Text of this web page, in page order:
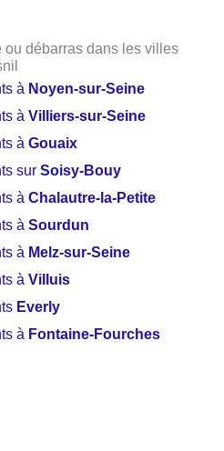
ou débarras dans les villes
à Noyen-sur-Seine
àVilliers-sur-Seine
àGouaix
surSoisy-Bouy
àChalautre-la-Petite
àSourdun
à Melz-sur-Seine
àVilluis
Everly
à Fontaine-Fourches